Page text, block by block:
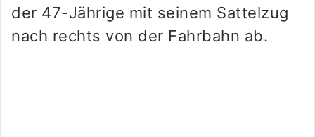
der 47-Jährige mit seinem Sattelzug
nach rechts von der Fahrbahn ab.